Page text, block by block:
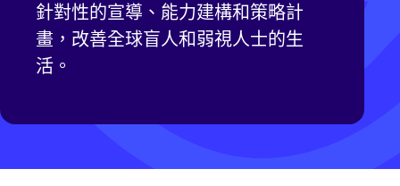
針對性的宣導、能力建構和策略計
畫，改善全球盲人和弱視人士的生
活。